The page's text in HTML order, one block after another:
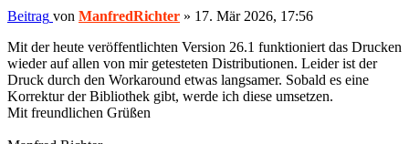
Beitrag von ManfredRichter » 17. Mär 2026, 17:56
Mit der heute veröffentlichten Version 26.1 funktioniert das Drucken
wieder auf allen von mir getesteten Distributionen. Leider ist der
Druck durch den Workaround etwas langsamer. Sobald es eine
Korrektur der Bibliothek gibt, werde ich diese umsetzen.
Mit freundlichen Grüßen